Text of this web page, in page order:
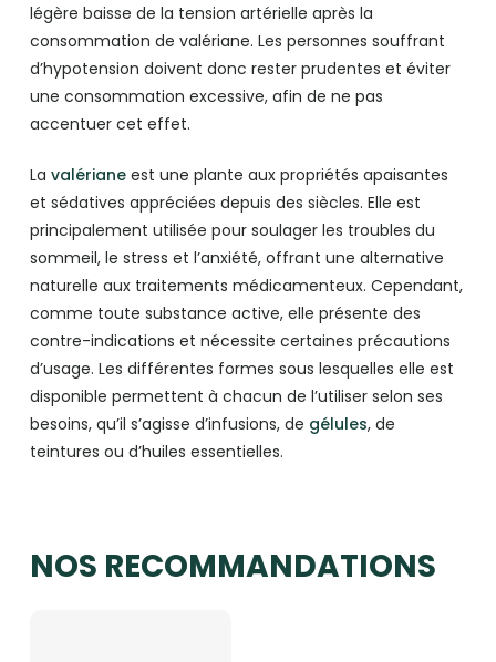
légère baisse de la tension artérielle après la
consommation de valériane. Les personnes souffrant
d’hypotension doivent donc rester prudentes et éviter
une consommation excessive, afin de ne pas
accentuer cet effet.
La valérianeest une plante aux propriétés apaisantes
et sédatives appréciées depuis des siècles. Elle est
principalement utilisée pour soulager les troubles du
sommeil, le stress et l’anxiété, offrant une alternative
naturelle aux traitements médicamenteux. Cependant,
comme toute substance active, elle présente des
contre-indications et nécessite certaines précautions
d’usage. Les différentes formes sous lesquelles elle est
disponible permettent à chacun de l’utiliser selon ses
besoins, qu’il s’agisse d’infusions, de gélules, de
teintures ou d’huiles essentielles.
NOS RECOMMANDATIONS